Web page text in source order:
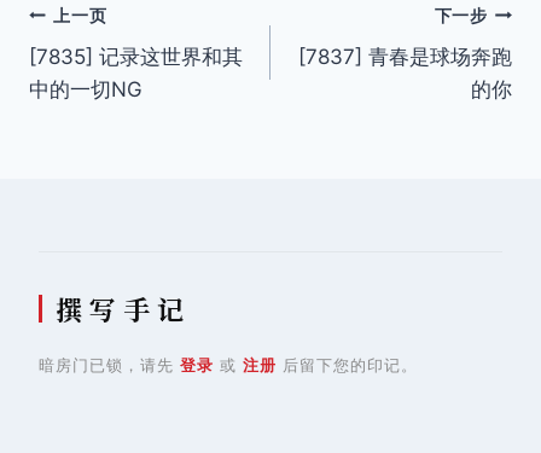
文
章
上一页
[7835] 记录这世界和其
中的一切NG
下一步
[7837] 青春是球场奔跑
的你
撰 写 手 记
暗房门已锁，请先 登录 或 注册 后留下您的印记。